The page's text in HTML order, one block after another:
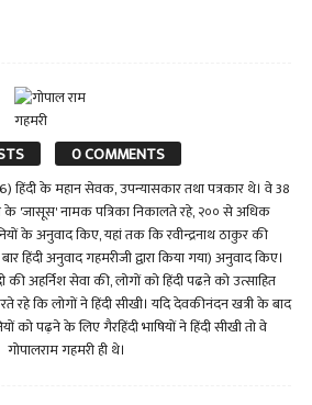
0 COMMENTS
हिंदी के महान सेवक, उपन्यासकार तथा पत्रकार थे। वे 38
के 'जासूस' नामक पत्रिका निकालते रहे, २०० से अधिक
के अनुवाद किए, यहां तक कि रवीन्द्रनाथ ठाकुर की
हिंदी अनुवाद गहमरीजी द्वारा किया गया) अनुवाद किए।
अहर्निश सेवा की, लोगों को हिंदी पढऩे को उत्साहित
कि लोगों ने हिंदी सीखी। यदि देवकीनंदन खत्री के बाद
पढ़ने के लिए गैरहिंदी भाषियों ने हिंदी सीखी तो वे
गोपालराम गहमरी ही थे।